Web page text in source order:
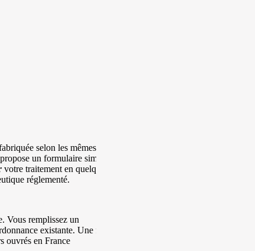
selon les mêmes
un formulaire simple
votre traitement en quelques
réglementé.
Vous remplissez un
existante. Une fois
ouvrés en France